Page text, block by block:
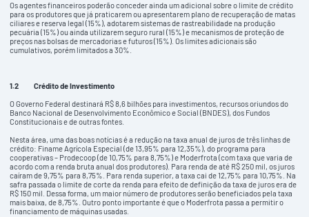
Os agentes financeiros poderão conceder ainda um adicional sobre o limite de crédito
para os produtores que já praticarem ou apresentarem plano de recuperação de matas
ciliares e reserva legal (15%), adotarem sistemas de rastreabilidade na produção
pecuária (15%) ou ainda utilizarem seguro rural (15%) e mecanismos de proteção de
preços nas bolsas de mercadorias e futuros (15%). Os limites adicionais são
cumulativos, porém limitados a 30%.
1.2Crédito de Investimento
O Governo Federal destinará R$ 8,6 bilhões para investimentos, recursos oriundos do
Banco Nacional de Desenvolvimento Econômico e Social (BNDES), dos Fundos
Constitucionais e de outras fontes.
Nesta área, uma das boas notícias é a redução na taxa anual de juros de três linhas de
crédito: Finame Agrícola Especial (de 13,95% para 12,35%), do programa para
cooperativas – Prodecoop (de 10,75% para 8,75%) e Moderfrota (com taxa que varia de
acordo com a renda bruta anual dos produtores). Para renda de até R$ 250 mil, os juros
caíram de 9,75% para 8,75%. Para renda superior, a taxa cai de 12,75% para 10,75%. Na
safra passada o limite de corte da renda para efeito de definição da taxa de juros era de
R$ 150 mil. Dessa forma, um maior número de produtores serão beneficiados pela taxa
mais baixa, de 8,75%. Outro ponto importante é que o Moderfrota passa a permitir o
financiamento de máquinas usadas.